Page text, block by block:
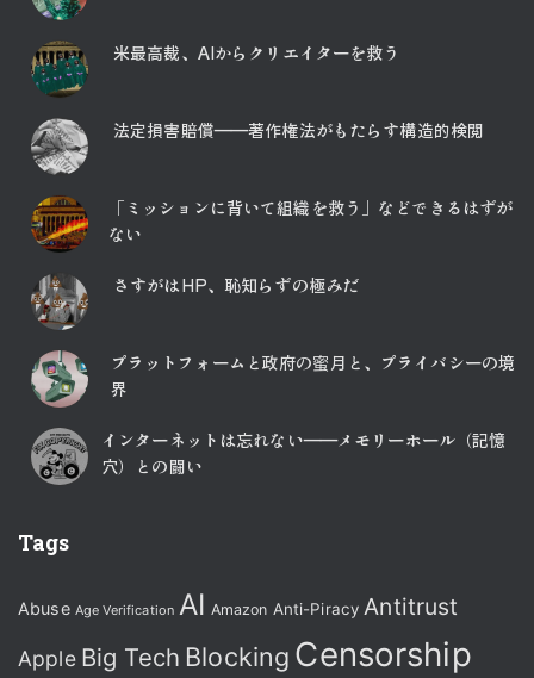
米最高裁、AIからクリエイターを救う
法定損害賠償――著作権法がもたらす構造的検閲
「ミッションに背いて組織を救う」などできるはずが
ない
さすがはHP、恥知らずの極みだ
プラットフォームと政府の蜜月と、プライバシーの境
界
インターネットは忘れない――メモリーホール（記憶
穴）との闘い
Tags
Abuse Age Verification AI Amazon Anti-Piracy Antitrust
Apple Big Tech Blocking Censorship